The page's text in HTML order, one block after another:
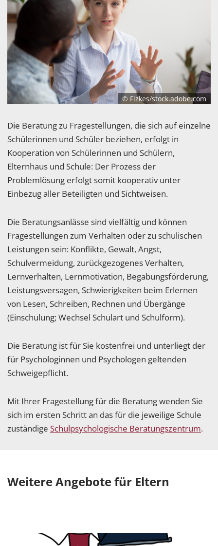
© Fizkes/stock.adobe.com
Die Beratung zu Fragestellungen, die sich auf einzelne
Schülerinnen und Schüler beziehen, erfolgt in
Kooperation von Schülerinnen und Schülern,
Elternhaus und Schule: Der Prozess der
Problemlösung erfolgt somit kooperativ unter
Einbezug aller Beteiligten und Sichtweisen.
Die Beratungsanlässe sind vielfältig und können
Fragestellungen zum Verhalten oder zu schulischen
Leistungen sein: Konflikte, Gewalt, Angst,
Schulvermeidung, zurückgezogenes Verhalten,
Lernverhalten, Lernmotivation, Begabungsförderung,
Leistungsversagen, Schwierigkeiten beim Erlernen
von Lesen, Schreiben, Rechnen und Übergänge
(Einschulung; Wechsel Schulart und Schulform).
Die Beratung ist für Sie kostenfrei und unterliegt der
für Psychologinnen und Psychologen geltenden
Schweigepflicht.
Mit Ihrer Fragestellung für die Beratung wenden Sie
sich im ersten Schritt an das für die jeweilige Schule
zuständige Schulpsychologische Beratungszentrum.
Weitere Angebote für Eltern